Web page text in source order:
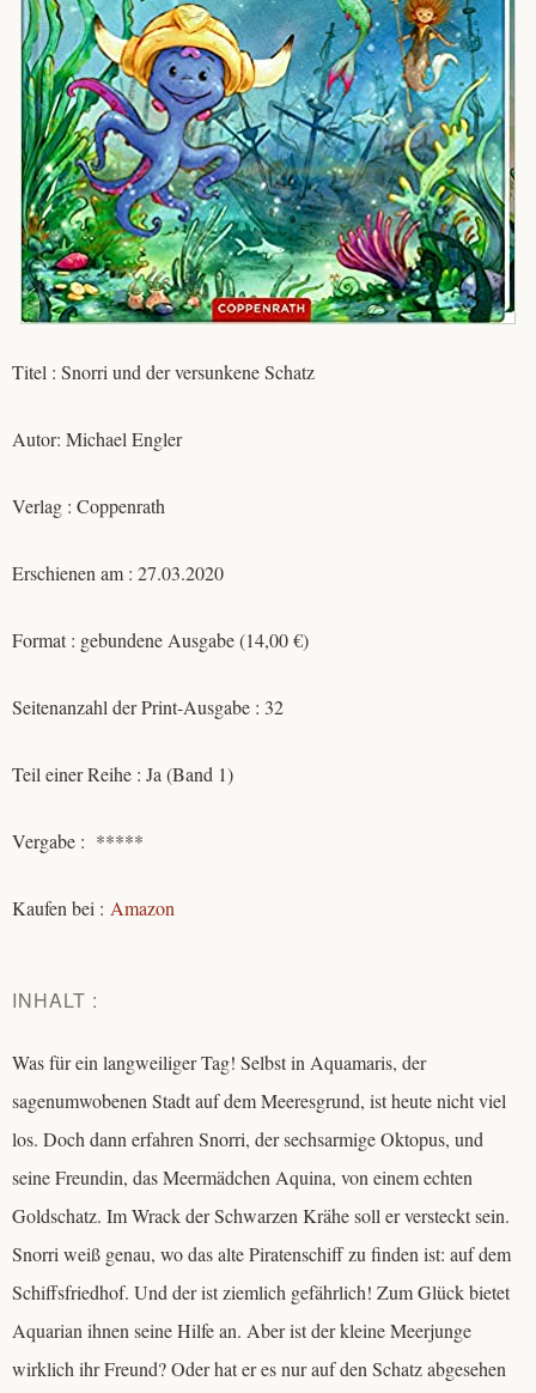
Titel : Snorri und der versunkene Schatz
Autor: Michael Engler
Verlag : Coppenrath
Erschienen am : 27.03.2020
Format : gebundene Ausgabe (14,00 €)
Seitenanzahl der Print-Ausgabe : 32
Teil einer Reihe : Ja (Band 1)
Vergabe : *****
Kaufen bei : Amazon
INHALT :
Was für ein langweiliger Tag! Selbst in Aquamaris, der
sagenumwobenen Stadt auf dem Meeresgrund, ist heute nicht viel
los. Doch dann erfahren Snorri, der sechsarmige Oktopus, und
seine Freundin, das Meermädchen Aquina, von einem echten
Goldschatz. Im Wrack der Schwarzen Krähe soll er versteckt sein.
Snorri weiß genau, wo das alte Piratenschiff zu finden ist: auf dem
Schiffsfriedhof. Und der ist ziemlich gefährlich! Zum Glück bietet
Aquarian ihnen seine Hilfe an. Aber ist der kleine Meerjunge
wirklich ihr Freund? Oder hat er es nur auf den Schatz abgesehen